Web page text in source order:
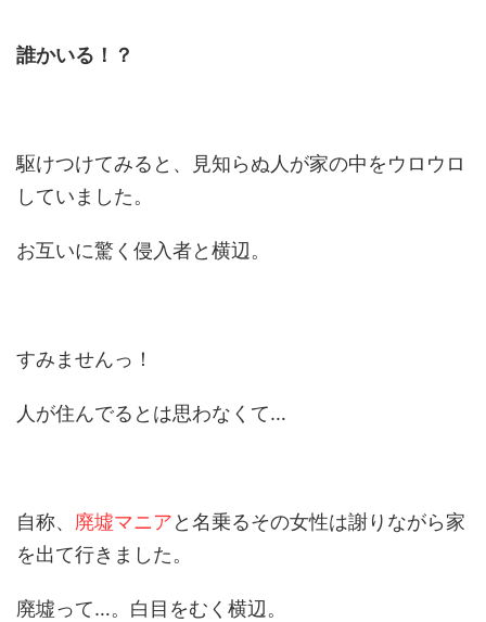
誰かいる！？
駆けつけてみると、見知らぬ人が家の中をウロウロ
していました。
お互いに驚く侵入者と横辺。
すみませんっ！
人が住んでるとは思わなくて…
自称、 廃墟マニアと名乗るその女性は謝りながら家
を出て行きました。
廃墟って…。白目をむく横辺。